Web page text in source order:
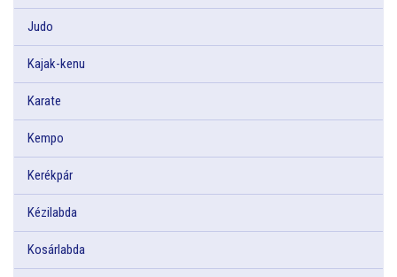
Judo
Kajak-kenu
Karate
Kempo
Kerékpár
Kézilabda
Kosárlabda